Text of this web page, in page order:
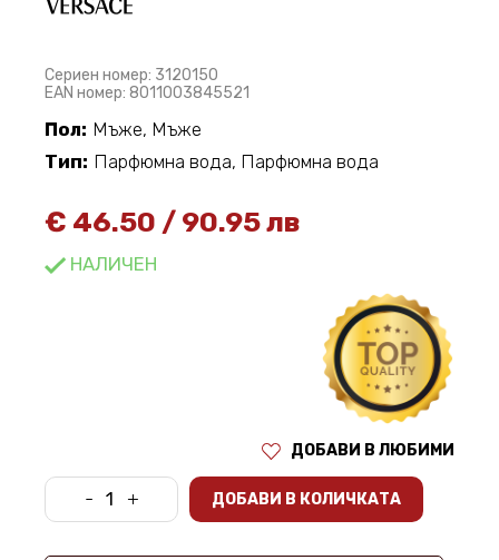
Сериен номер: 3120150
EAN номер: 8011003845521
Пол: Мъже, Мъже
Тип: Парфюмна вода, Парфюмна вода
€ 46.50 / 90.95 лв
НАЛИЧЕН
ДОБАВИ В ЛЮБИМИ
- + ДОБАВИ В КОЛИЧКАТА